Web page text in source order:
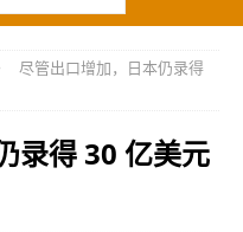
尽管出口增加，日本仍录得
录得 30 亿美元